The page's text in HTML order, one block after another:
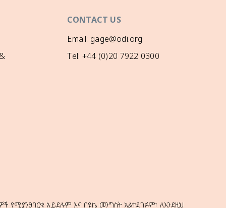
CONTACT US
Email: gage@odi.org
Tel: +44 (0)20 7922 0300
የሚያንፀባርቁ አይደሉም እና በዩኬ መንግስት አልተደገፉም፣ ለእንደዚህ